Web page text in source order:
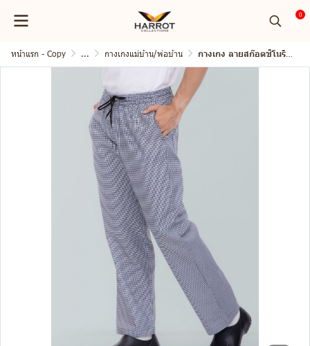
0
หน้าแรก - Copy ... กางเกงแม่บ้าน/พ่อบ้าน กางเกง ลายสก๊อตชิโนริ เอวยางยืดรอบตัว